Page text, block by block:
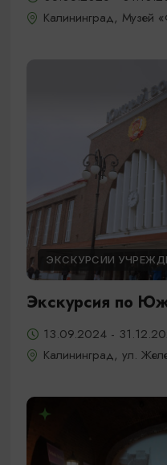
Калининград, Музей
ЭКСКУРСИИ
Экскурсия по
13.09.2024 -
Калининград, ул.